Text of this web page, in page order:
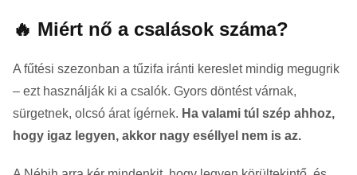
🔥 Miért nő a csalások száma?
A fűtési szezonban a tűzifa iránti kereslet mindig megugrik
– ezt használják ki a csalók. Gyors döntést várnak,
sürgetnek, olcsó árat ígérnek. Ha valami túl szép ahhoz,
hogy igaz legyen, akkor nagy eséllyel nem is az.